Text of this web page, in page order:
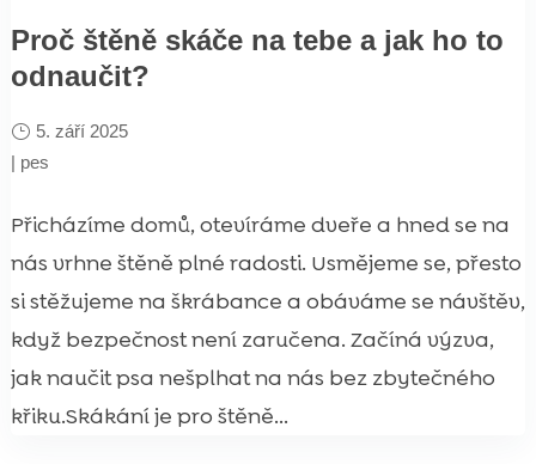
Proč štěně skáče na tebe a jak ho to
odnaučit?
5. září 2025
| pes
Přicházíme domů, otevíráme dveře a hned se na
nás vrhne štěně plné radosti. Usmějeme se, přesto
si stěžujeme na škrábance a obáváme se návštěv,
když bezpečnost není zaručena. Začíná výzva,
jak naučit psa nešplhat na nás bez zbytečného
křiku.Skákání je pro štěně...